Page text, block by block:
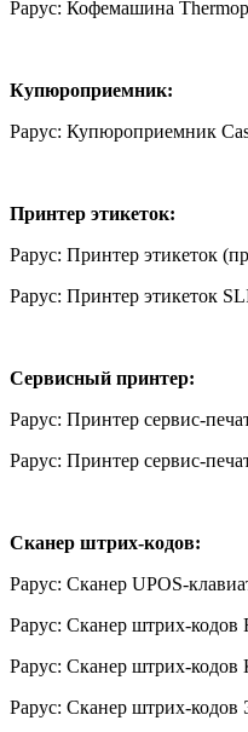
Рарус: Кофемашина
Купюроприемник:
Рарус: Купюроприемник
Принтер этикеток:
Рарус: Принтер этикеток
Рарус: Принтер этикеток
Сервисный принтер:
Рарус: Принтер сервис-
Рарус: Принтер сервис-
Сканер штрих-кодов:
Рарус: Сканер UPOS-
Рарус: Сканер штрих-кодов
Рарус: Сканер штрих-кодов
Рарус: Сканер штрих-кодов